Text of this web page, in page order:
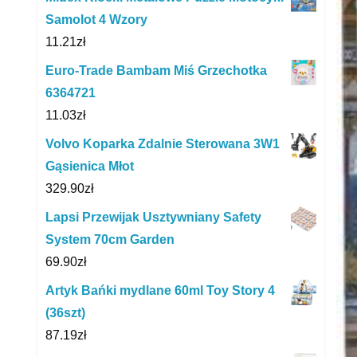
Samolot 4 Wzory
11.21zł
Euro-Trade Bambam Miś Grzechotka
6364721
11.03zł
Volvo Koparka Zdalnie Sterowana 3W1
Gąsienica Młot
329.90zł
Lapsi Przewijak Usztywniany Safety
System 70cm Garden
69.90zł
Artyk Bańki mydlane 60ml Toy Story 4
(36szt)
87.19zł